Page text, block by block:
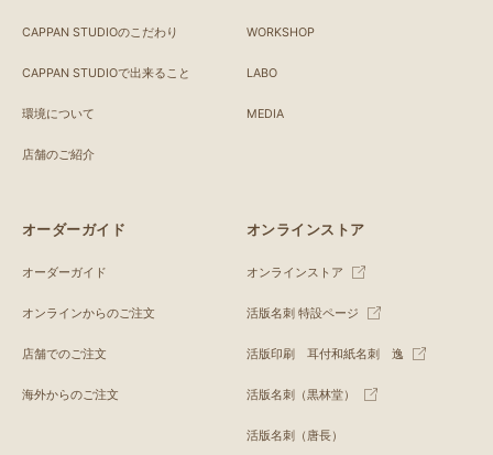
CAPPAN STUDIOのこだわり
CAPPAN STUDIOで出来ること
環境について
店舗のご紹介
WORKSHOP
LABO
MEDIA
オーダーガイド
オーダーガイド
オンラインからのご注文
店舗でのご注文
海外からのご注文
オンラインストア
オンラインストア
活版名刺 特設ページ
活版印刷 耳付和紙名刺 逸
活版名刺（黒林堂）
活版名刺（唐長）